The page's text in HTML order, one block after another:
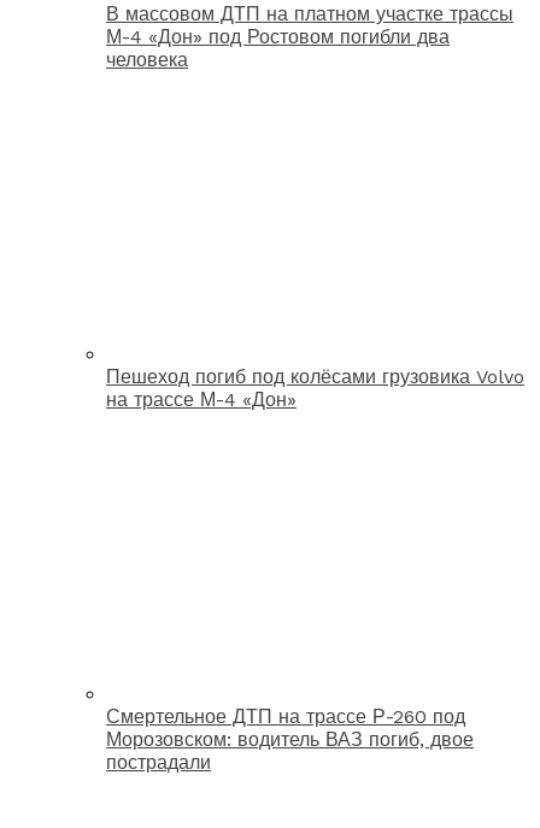
В массовом ДТП на платном участке трассы
М-4 «Дон» под Ростовом погибли два
человека
Пешеход погиб под колёсами грузовика Volvo
на трассе М-4 «Дон»
Смертельное ДТП на трассе Р-260 под
Морозовском: водитель ВАЗ погиб, двое
пострадали